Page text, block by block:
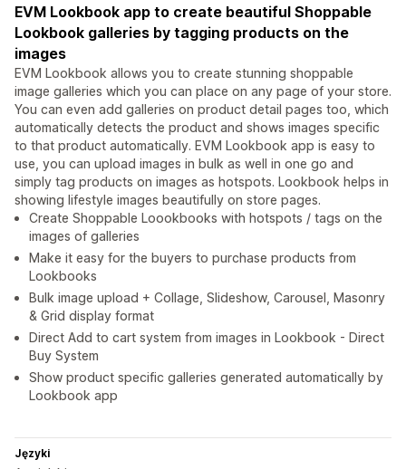
EVM Lookbook app to create beautiful Shoppable
Lookbook galleries by tagging products on the
images
EVM Lookbook allows you to create stunning shoppable
image galleries which you can place on any page of your store.
You can even add galleries on product detail pages too, which
automatically detects the product and shows images specific
to that product automatically. EVM Lookbook app is easy to
use, you can upload images in bulk as well in one go and
simply tag products on images as hotspots. Lookbook helps in
showing lifestyle images beautifully on store pages.
Create Shoppable Loookbooks with hotspots / tags on the
images of galleries
Make it easy for the buyers to purchase products from
Lookbooks
Bulk image upload + Collage, Slideshow, Carousel, Masonry
& Grid display format
Direct Add to cart system from images in Lookbook - Direct
Buy System
Show product specific galleries generated automatically by
Lookbook app
Języki